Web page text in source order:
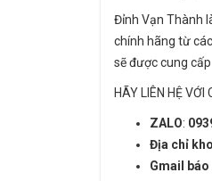
Đỉnh Vạn Thành
chính hãng từ
sẽ được cung
HÃY LIÊN HỆ VỚI
ZALO:
Địa chỉ
Gmail